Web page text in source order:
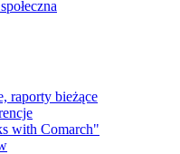
raporty bieżące
with Comarch"